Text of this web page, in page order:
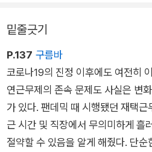
밑줄긋기
P.137 구름바
코로나19의 진정 이후에도 여전히
연근무제의 존속 문제도 사실은 변
가 있다. 팬데믹 때 시행됐던 재택근
근 시간 및 직장에서 무의미하게 흘
절약할 수 있음을 알게 해줬다. 단순